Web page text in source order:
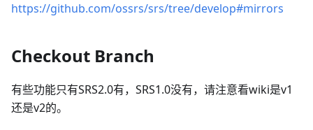
https://github.com/ossrs/srs/tree/develop#mirrors
Checkout Branch
有些功能只有SRS2.0有，SRS1.0没有，请注意看wiki是v1
还是v2的。